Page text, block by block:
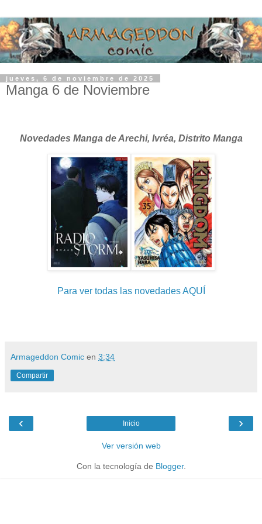
jueves, 6 de noviembre de 2025
Manga 6 de Noviembre
Novedades Manga de Arechi, Ivréa, Distrito Manga
Para ver todas las novedades AQUÍ
Armageddon Comic en 3:34
Compartir
‹ ›
Inicio
Ver versión web
Con la tecnología de Blogger.